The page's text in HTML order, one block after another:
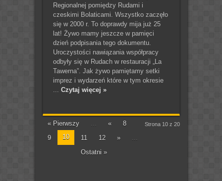
Regionalnej pomiędzy Rudami i
czeskimi Bolaticami. Wszystko zaczęło
się w 2000 r. To doprawdy mija już 25
lat! Żywo mamy jeszcze w pamięci
dzień podpisania tego dokumentu.
Uroczystości nawiązania współpracy
odbyły się w Rudach w restauracji „La
Tawerna”. Jak żywo pamiętamy setki
imprez i wydarzeń które w tym okresie
Czytaj więcej »
Strona 10 z 20
« Pierwszy «
8
9
10 11 12 »
Ostatni »